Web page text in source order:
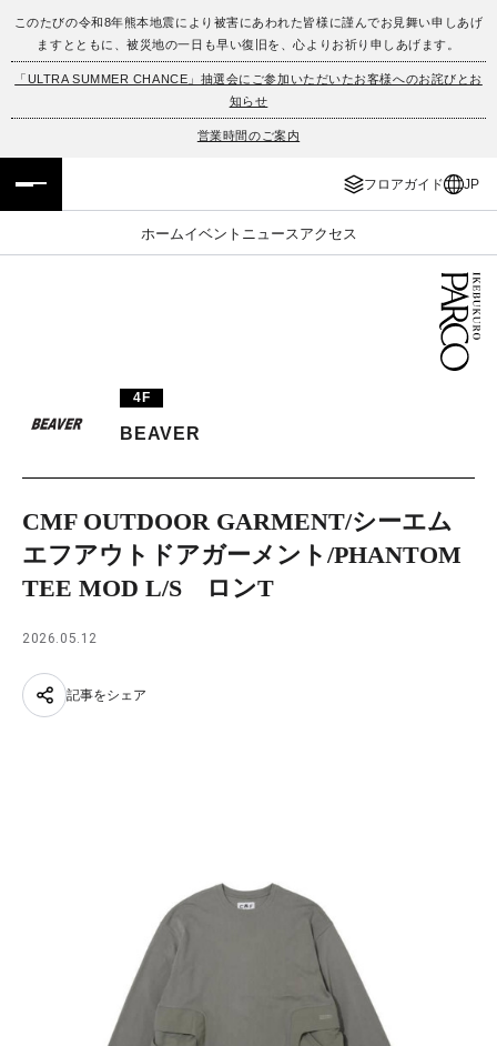
このたびの令和8年熊本地震により被害にあわれた皆様に謹んでお見舞い申しあげ
ますとともに、被災地の一日も早い復旧を、心よりお祈り申しあげます。
「ULTRA SUMMER CHANCE」抽選会にご参加いただいたお客様へのお詫びとお
知らせ
営業時間のご案内
フロアガイド JP
ホームイベント ニュース アクセス
フロアガイド
施設案内・アクセス
PARCOメンバーズ
ENGLISH
繁体字
4F
BEAVER
CMF OUTDOOR GARMENT/シーエム
エフアウトドアガーメント/PHANTOM
TEE MOD L/S ロンT
2026.05.12
記事をシェア